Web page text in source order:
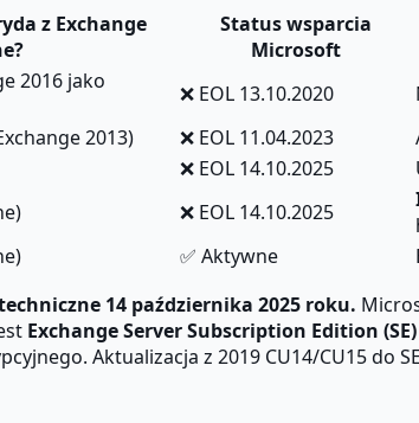
z Exchange
Status wsparcia
Microsoft
2016 jako
❌ EOL 13.10.2020
2013) ❌ EOL 11.04.2023
❌ EOL 14.10.2025
❌ EOL 14.10.2025
✅ Aktywne
14 października 2025 roku.
Exchange Server Subscription Edition (SE)
Aktualizacja z 2019 CU14/CU15 do